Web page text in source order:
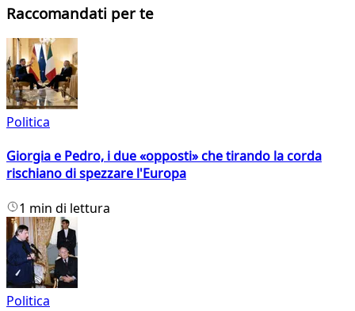
Raccomandati per te
Politica
Giorgia e Pedro, i due «opposti» che tirando la corda
rischiano di spezzare l'Europa
1 min di lettura
Politica